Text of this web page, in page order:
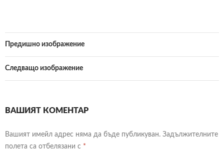
Предишно изображение
Следващо изображение
ВАШИЯТ КОМЕНТАР
Вашият имейл адрес няма да бъде публикуван. Задължителните
полета са отбелязани с *